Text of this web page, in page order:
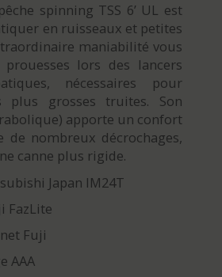
spinning TSS 6’ UL est
en ruisseaux et petites
maniabilité vous
lors des lancers
nécessaires pour
plus grosses truites. Son
apporte un confort
de nombreux décrochages,
canne plus rigide.
Japan IM24T
FazLite
Fuji
AAA